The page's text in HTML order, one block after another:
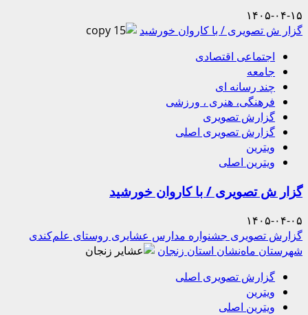
۱۴۰۵-۰۴-۱۵
گزار ش تصویری / با کاروان خورشید
اجتماعی اقتصادی
جامعه
چند رسانه ای
فرهنگی، هنری ، ورزشی
گزارش تصویری
گزارش تصویری اصلی
ویترین
ویترین اصلی
گزار ش تصویری / با کاروان خورشید
۱۴۰۵-۰۴-۰۵
گزارش تصویری جشنواره مدارس عشایری روستای علم‌کندی
شهرستان ماه‌نشان استان زنجان
گزارش تصویری اصلی
ویترین
ویترین اصلی